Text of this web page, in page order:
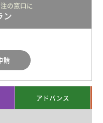
の窓口に
ン
請
アドバンス